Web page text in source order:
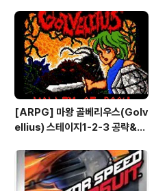
개입 과정을 설명하시오
[ARPG] 마왕 골베리우스(Golv
ellius) 스테이지1-2-3 공략&맵